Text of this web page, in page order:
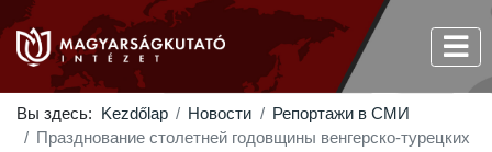
Вы здесь: Kezdőlap Новости
Репортажи в СМИ
Празднование столетней годовщины венгерско-турецких